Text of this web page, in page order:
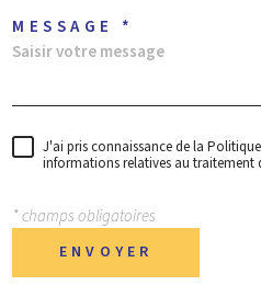
MESSAGE *
J'ai pris connaissance de la
informations relatives au traitement
* champs obligatoires
ENVOYER